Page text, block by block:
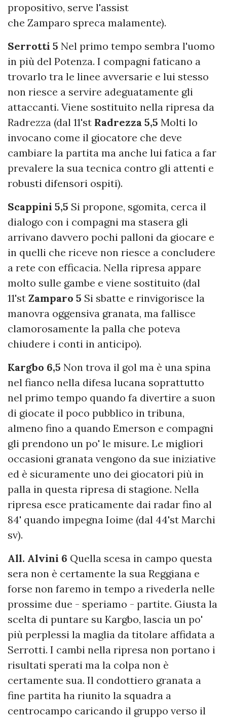
propositivo, serve l'assist
che Zamparo spreca malamente).
Serrotti 5 Nel primo tempo sembra l'uomo
in più del Potenza. I compagni faticano a
trovarlo tra le linee avversarie e lui stesso
non riesce a servire adeguatamente gli
attaccanti. Viene sostituito nella ripresa da
Radrezza (dal 11'st Radrezza 5,5 Molti lo
invocano come il giocatore che deve
cambiare la partita ma anche lui fatica a far
prevalere la sua tecnica contro gli attenti e
robusti difensori ospiti).
Scappini 5,5 Si propone, sgomita, cerca il
dialogo con i compagni ma stasera gli
arrivano davvero pochi palloni da giocare e
in quelli che riceve non riesce a concludere
a rete con efficacia. Nella ripresa appare
molto sulle gambe e viene sostituito (dal
11'st Zamparo 5 Si sbatte e rinvigorisce la
manovra oggensiva granata, ma fallisce
clamorosamente la palla che poteva
chiudere i conti in anticipo).
Kargbo 6,5 Non trova il gol ma è una spina
nel fianco nella difesa lucana soprattutto
nel primo tempo quando fa divertire a suon
di giocate il poco pubblico in tribuna,
almeno fino a quando Emerson e compagni
gli prendono un po' le misure. Le migliori
occasioni granata vengono da sue iniziative
ed è sicuramente uno dei giocatori più in
palla in questa ripresa di stagione. Nella
ripresa esce praticamente dai radar fino al
84' quando impegna Ioime (dal 44'st Marchi
sv).
All. Alvini 6 Quella scesa in campo questa
sera non è certamente la sua Reggiana e
forse non faremo in tempo a rivederla nelle
prossime due - speriamo - partite. Giusta la
scelta di puntare su Kargbo, lascia un po'
più perplessi la maglia da titolare affidata a
Serrotti. I cambi nella ripresa non portano i
risultati sperati ma la colpa non è
certamente sua. Il condottiero granata a
fine partita ha riunito la squadra a
centrocampo caricando il gruppo verso il